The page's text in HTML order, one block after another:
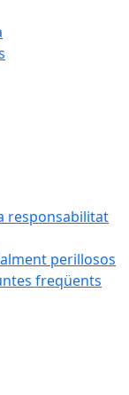
responsabilitat
perillosos
freqüents